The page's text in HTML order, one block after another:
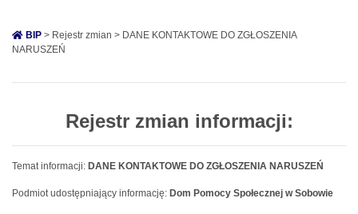
BIP > Rejestr zmian > DANE KONTAKTOWE DO ZGŁOSZENIA
NARUSZEŃ
Rejestr zmian informacji:
Temat informacji: DANE KONTAKTOWE DO ZGŁOSZENIA NARUSZEŃ
Podmiot udostępniający informację: Dom Pomocy Społecznej w Sobowie